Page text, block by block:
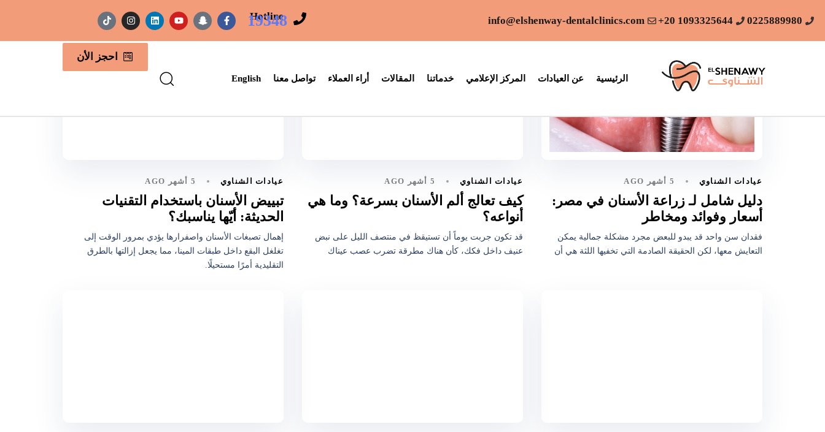
0225889980
1093325644 20+
info@elshenway-dentalclinics.com
Hotline
19348
الرئيسية عن العيادات المركز الإعلامي خدماتنا المقالات أراء العملاء تواصل معنا English
احجز الأن
عيادات الشناوي 5 أشهر AGO
دليل شامل لـ زراعة الأسنان في مصر:
أسعار وفوائد ومخاطر
فقدان سن واحد قد يبدو للبعض مجرد مشكلة جمالية يمكن
التعايش معها، لكن الحقيقة الصادمة التي تخفيها اللثة هي أن
عيادات الشناوي 5 أشهر AGO
كيف تعالج ألم الأسنان بسرعة؟ وما هي
أنواعه؟
قد تكون جربت يوماً أن تستيقظ في منتصف الليل على نبض
عنيف داخل فكك، كأن هناك مطرقة تضرب عصب عيناك
عيادات الشناوي 5 أشهر AGO
تبييض الأسنان باستخدام التقنيات
الحديثة: أيّها يناسبك؟
إهمال تصبغات الأسنان واصفرارها يؤدي بمرور الوقت إلى
تغلغل البقع داخل طبقات المينا، مما يجعل إزالتها بالطرق
التقليدية أمرًا مستحيلًا.